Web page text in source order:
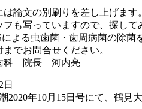
は論文の別刷りを差し上げます。
フも写っていますので、探して
よる虫歯菌・歯周病菌の除菌
でお問合せください。
科 院長 河内亮
日
2020年10月15日号にて、鶴見